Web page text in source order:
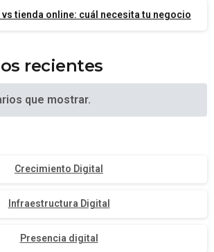
tienda online: cuál necesita tu negocio
recientes
que mostrar.
Crecimiento Digital
Infraestructura Digital
Presencia digital